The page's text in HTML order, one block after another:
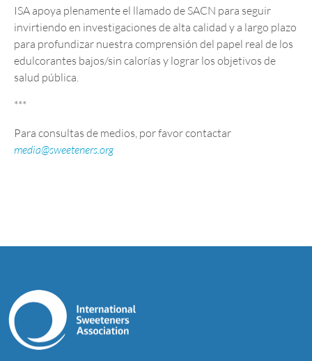
ISA apoya plenamente el llamado de SACN para seguir
invirtiendo en investigaciones de alta calidad y a largo plazo
para profundizar nuestra comprensión del papel real de los
edulcorantes bajos/sin calorías y lograr los objetivos de
salud pública.
***
Para consultas de medios, por favor contactar
media@sweeteners.org